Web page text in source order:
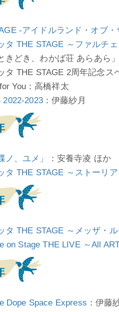
-アイドルランド・オブ
タ THE STAGE ～ファルチ
きどき、わかば荘 あらあら
タ THE STAGE 2周年記念ス
You：高橋祥太
2022-2023：伊藤紗月
ノ、ユメ」
：安養寺凌 ほか
タ THE STAGE ～ストーリ
タ THE STAGE ～メッザ・
on Stage THE LIVE ～All
Dope Space Express ：伊藤